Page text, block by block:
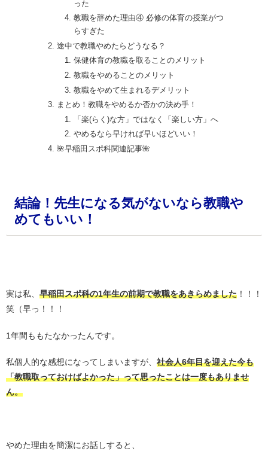
った
教職を辞めた理由④ 必修の体育の授業がつ
らすぎた
途中で教職やめたらどうなる？
保健体育の教職を取ることのメリット
教職をやめることのメリット
教職をやめて生まれるデメリット
まとめ！教職をやめるか否かの決め手！
「楽(らく)な方」ではなく「楽しい方」へ
やめるなら早ければ早いほどいい！
🌺早稲田スポ科関連記事🌺
結論！先生になる気がないなら教職や
めてもいい！
実は私、 早稲田スポ科の1年生の前期で教職をあきらめました ！！！
笑（早っ！！！
1年間ももたなかったんです。
私個人的な感想になってしまいますが、 社会人6年目を迎えた今も
「教職取っておけばよかった」って思ったことは一度もありませ
ん。
やめた理由を簡潔にお話しすると、